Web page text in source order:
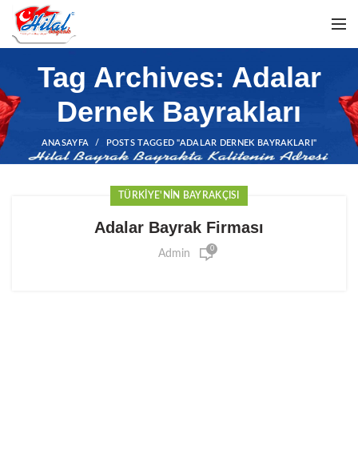
Tag Archives: Adalar
Dernek Bayrakları
ANASAYFA POSTS TAGGED "ADALAR DERNEK BAYRAKLARI"
TÜRKIYE'NIN BAYRAKÇISI
Adalar Bayrak Firması
Admin 0